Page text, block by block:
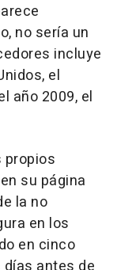
no sería un
incluye
el
año 2009, el
su página
la no
en los
en cinco